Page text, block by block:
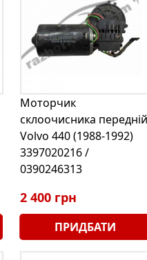
Моторчик
склоочисника передній
Volvo 440 (1988-1992)
3397020216 /
0390246313
2 400 грн
ПРИДБАТИ